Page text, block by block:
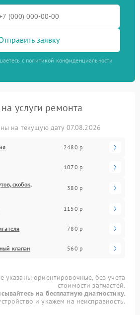
заявку
с политикой конфиденциальности
услуги ремонта
на текущую дату 07.08.2026
2480 р
1070 р
скобок,
380 р
1150 р
780 р
клапан 560 р
указаны ориентировочные, без учета
стоимости запчастей.
на бесплатную диагностику.
и укажем на неисправность.